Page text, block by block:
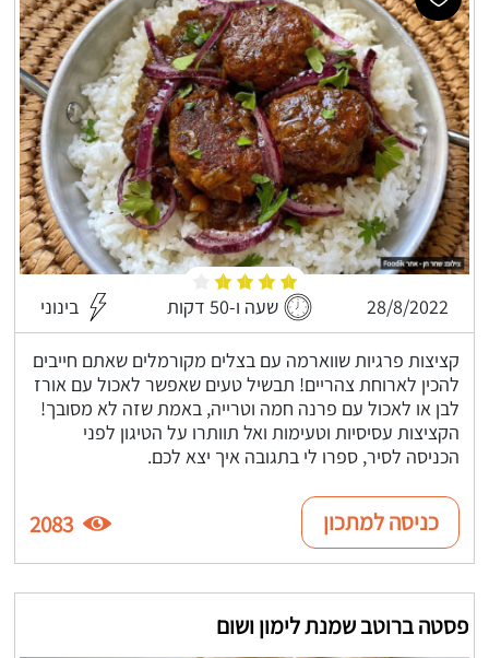
28/8/2022 שעה ו-50 דקות בינוני
קציצות פרגיות שווארמה עם בצלים מקורמלים שאתם חייבים
להכין לארוחת צהריים! תבשיל טעים שאפשר לאכול עם אורז
לבן או לאכול עם פרנה חמה וטרייה, באמת שזה לא מסובך!
הקציצות עסיסיות וטעימות ואל תוותרו על הטיגון לפני
הכניסה לסיר, ספרו לי בתגובה איך יצא לכם.
כניסה למתכון 2083
פסטה ברוטב שמנת לימון ושום